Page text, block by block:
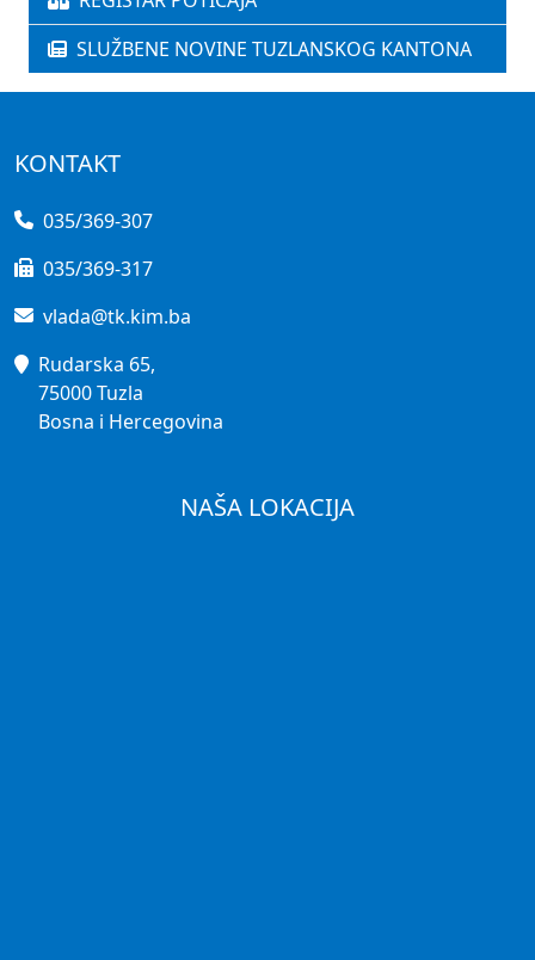
SLUŽBENE NOVINE TUZLANSKOG KANTONA
KONTAKT
035/369-307
035/369-317
vlada@tk.kim.ba
Rudarska 65,
75000 Tuzla
Bosna i Hercegovina
NAŠA LOKACIJA